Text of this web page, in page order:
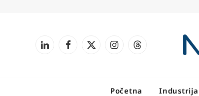
LinkedInFacebook
X
InstagramThreads
Početna Industrija